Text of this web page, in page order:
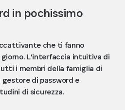
in pochissimo
che ti fanno
L'interfaccia intuitiva di
i membri della famiglia di
di password e
di sicurezza.